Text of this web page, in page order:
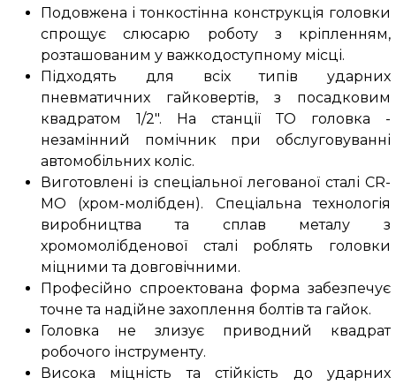
Подовжена і тонкостінна конструкція головки
спрощує слюсарю роботу з кріпленням,
розташованим у важкодоступному місці.
Підходять для всіх типів ударних
пневматичних гайковертів, з посадковим
квадратом 1/2". На станції ТО головка -
незамінний помічник при обслуговуванні
автомобільних коліс.
Виготовлені із спеціальної легованої сталі CR-
MO (хром-молібден). Спеціальна технологія
виробництва та сплав металу з
хромомолібденової сталі роблять головки
міцними та довговічними.
Професійно спроектована форма забезпечує
точне та надійне захоплення болтів та гайок.
Головка не злизує приводний квадрат
робочого інструменту.
Висока міцність та стійкість до ударних